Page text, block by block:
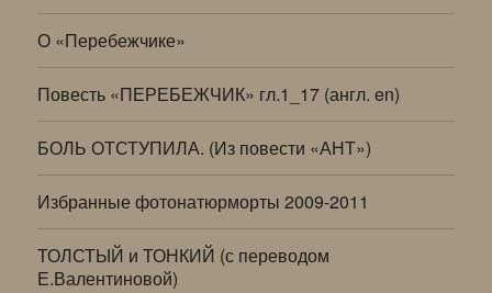
О «Перебежчике»
Повесть «ПЕРЕБЕЖЧИК» гл.1_17 (англ. en)
БОЛЬ ОТСТУПИЛА. (Из повести «АНТ»)
Избранные фотонатюрморты 2009-2011
ТОЛСТЫЙ и ТОНКИЙ (с переводом
Е.Валентиновой)